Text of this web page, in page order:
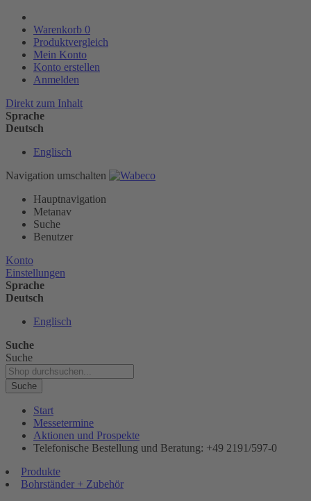
Warenkorb 0
Produktvergleich
Mein Konto
Konto erstellen
Anmelden
Direkt zum Inhalt
Sprache
Deutsch
Englisch
Navigation umschalten
Hauptnavigation
Metanav
Suche
Benutzer
Konto
Einstellungen
Sprache
Deutsch
Englisch
Suche
Suche
Suche
Start
Messetermine
Aktionen und Prospekte
Telefonische Bestellung und Beratung: +49 2191/597-0
Produkte
Bohrständer + Zubehör